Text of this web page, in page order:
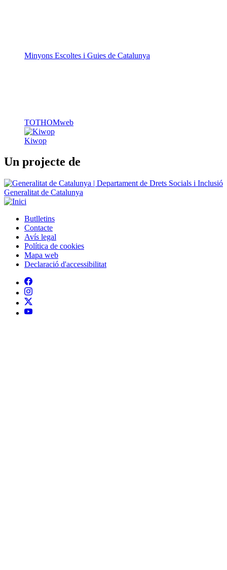
Minyons Escoltes i Guies de Catalunya
TOTHOMweb
Kiwop
Un projecte de
Generalitat de Catalunya
Peu
Butlletins
Contacte
Avís legal
Política de cookies
Mapa web
Declaració d'accessibilitat